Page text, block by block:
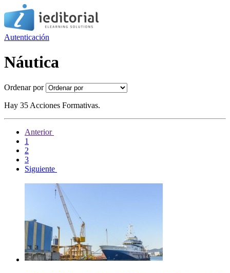
Autenticación
Náutica
Ordenar por
Hay 35 Acciones Formativas.
Anterior
1
2
3
Siguiente